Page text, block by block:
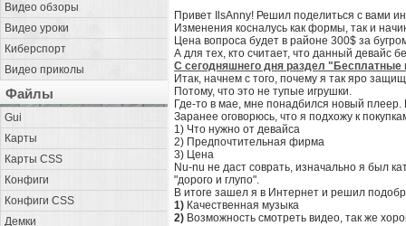
Видео обзоры
Видео уроки
Киберспорт
Видео приколы
Файлы
Gui
Карты
Карты CSS
Конфиги
Конфиги CSS
Демки
Привет IlsAnny! Решил поделиться с вами
Изменения косналусь как формы, так и
Цена вопроса будет в районе 300$ за
А для тех, кто считает, что данный девайс
С сегодняшнего дня раздел "Бесплатные
Итак, начнем с того, почему я так яро
Потому, что это не тупые игрушки.
Где-то в мае, мне понадбился новый плеер.
Заранее оговорюсь, что я подхожу к
1) Что нужно от девайса
2) Предпочтительная фирма
3) Цена
Nu-nu не даст соврать, изначально я был
"дорого и глупо".
В итоге зашел я в Интернет и решил
1) Качественная музыка
2) Возможность смотреть видео, так же